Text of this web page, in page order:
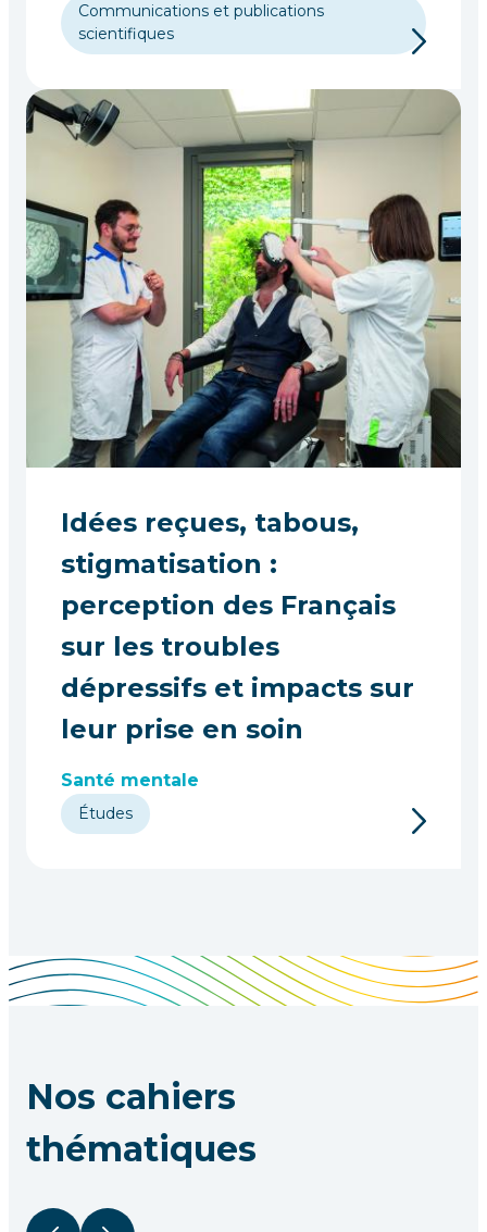
Communications et publications
scientifiques
Idées reçues, tabous,
stigmatisation :
perception des Français
sur les troubles
dépressifs et impacts sur
leur prise en soin
Santé mentale
Études
Nos cahiers
thématiques